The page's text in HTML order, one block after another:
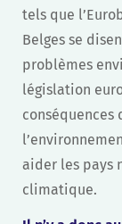
tels que
Belges se
problèmes
législation
aider les pays
climatique.